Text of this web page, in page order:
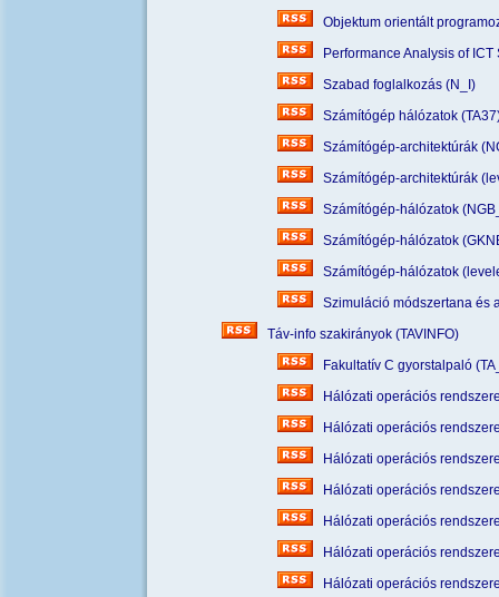
Objektum orientált
Performance Analysis of ICT
Szabad foglalkozás (N_I)
Számítógép hálózatok
Számítógép-architektúrák
Számítógép-architektúrák
Számítógép-hálózatok
Számítógép-hálózatok
Számítógép-hálózatok
Szimuláció módszertana és
Táv-info szakirányok (TAVINFO)
Fakultatív C gyorstalpaló
Hálózati operációs
Hálózati operációs
Hálózati operációs
Hálózati operációs
Hálózati operációs
Hálózati operációs
Hálózati operációs